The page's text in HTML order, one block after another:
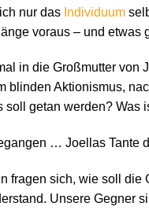
nur das Individuum
voraus – und etwas
in die Großmutter
blinden Aktionismus,
soll getan werden?
… Joellas Tante
fragen sich, wie soll
Unsere Gegner